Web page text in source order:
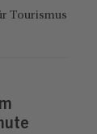
Tourismus